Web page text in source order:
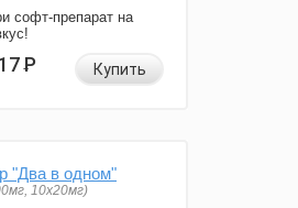
софт-препарат на
Р Купить
"Два в одном"
10x20мг)